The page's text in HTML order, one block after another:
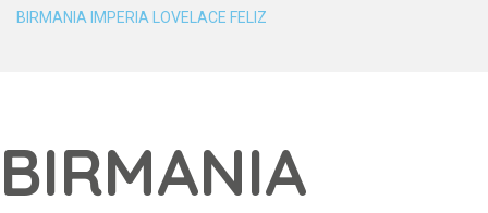
BIRMANIA IMPERIA LOVELACE FELIZ
BIRMANIA